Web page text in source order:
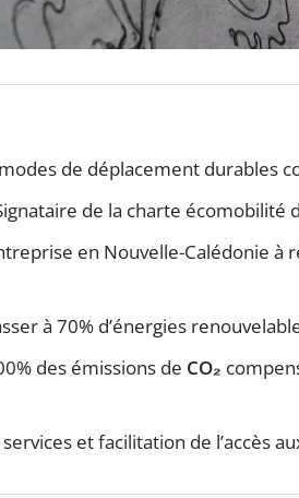
de déplacement durables
Signataire de la charte écomobilité
en Nouvelle-Calédonie à
à 70% d’énergies
des émissions de CO₂
et facilitation de l’accès